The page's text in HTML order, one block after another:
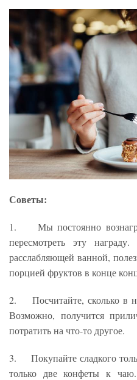
Советы:
1. Мы постоянно
пересмотреть эту
расслабляющей ванной,
порцией фруктов в конце
2. Посчитайте, сколько в
Возможно, получится
потратить на что-то другое.
3. Покупайте сладкого
только две конфеты к чаю.